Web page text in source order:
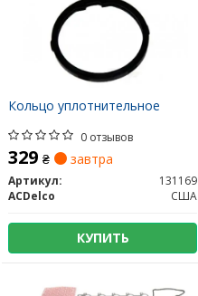
Кольцо уплотнительное
0 отзывов
329 ₴ завтра
Артикул:
131169
ACDelco
США
КУПИТЬ